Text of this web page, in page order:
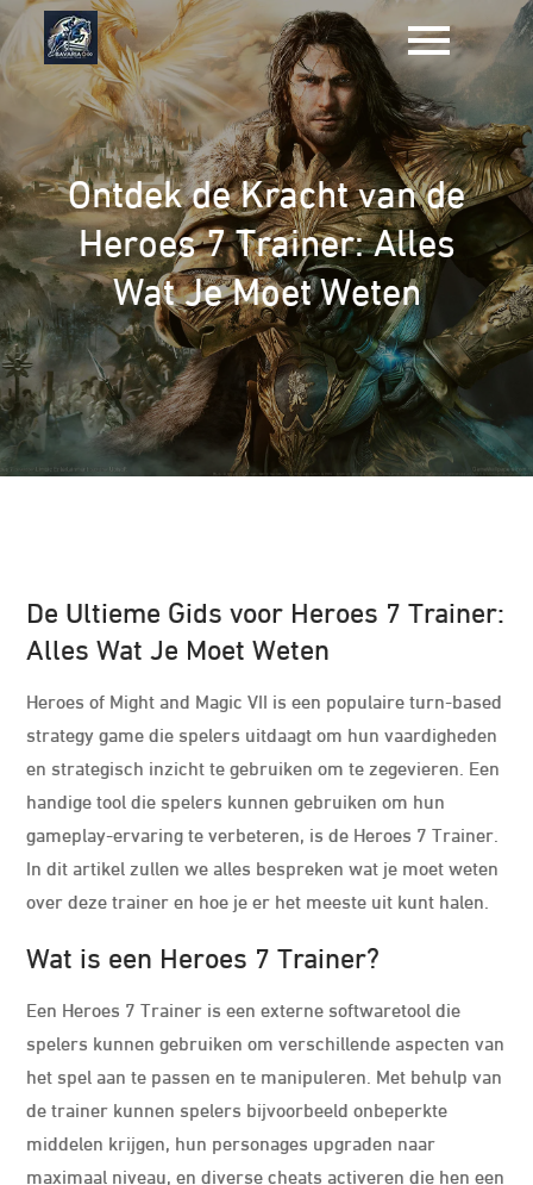
Naar
de
inhoud
Ontdek de Kracht van de
Heroes 7 Trainer: Alles
Wat Je Moet Weten
De Ultieme Gids voor Heroes 7 Trainer:
Alles Wat Je Moet Weten
Heroes of Might and Magic VII is een populaire turn-based
strategy game die spelers uitdaagt om hun vaardigheden
en strategisch inzicht te gebruiken om te zegevieren. Een
handige tool die spelers kunnen gebruiken om hun
gameplay-ervaring te verbeteren, is de Heroes 7 Trainer.
In dit artikel zullen we alles bespreken wat je moet weten
over deze trainer en hoe je er het meeste uit kunt halen.
Wat is een Heroes 7 Trainer?
Een Heroes 7 Trainer is een externe softwaretool die
spelers kunnen gebruiken om verschillende aspecten van
het spel aan te passen en te manipuleren. Met behulp van
de trainer kunnen spelers bijvoorbeeld onbeperkte
middelen krijgen, hun personages upgraden naar
maximaal niveau, en diverse cheats activeren die hen een